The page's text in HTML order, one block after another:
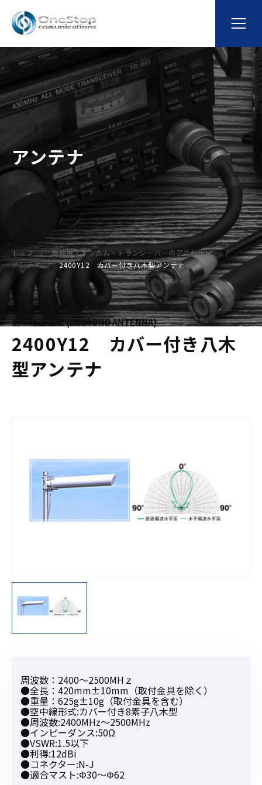
アンテナ
トップ
無線機・インカム・トランシーバーのアクセサリー
アンテナ
2400Y12 カバー付き八木型アンテナ
第一電波工業 (DIAMOND ANTENNA)
2400Y12 カバー付き八木
型アンテナ
周波数：2400〜2500MHｚ
●全長：420mm±10mm（取付金具を除く）
●重量：625g±10g（取付金具を含む）
●空中線形式:カバー付き8素子八木型
●周波数:2400MHz〜2500MHz
●インピーダンス:50Ω
●VSWR:1.5以下
●利得:12dBi
●コネクター:N-J
●適合マスト:Φ30〜Φ62